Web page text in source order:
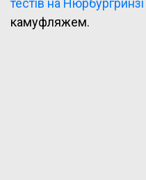
тестів на Нюрбургринзі
камуфляжем.